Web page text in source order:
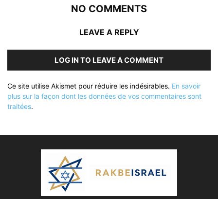
NO COMMENTS
LEAVE A REPLY
LOG IN TO LEAVE A COMMENT
Ce site utilise Akismet pour réduire les indésirables. En savoir
plus sur la façon dont les données de vos commentaires sont
traitées.